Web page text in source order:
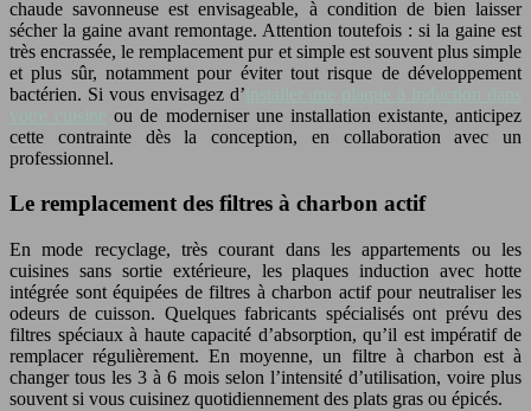
chaude savonneuse est envisageable, à condition de bien laisser
sécher la gaine avant remontage. Attention toutefois : si la gaine est
très encrassée, le remplacement pur et simple est souvent plus simple
et plus sûr, notamment pour éviter tout risque de développement
bactérien. Si vous envisagez d’
ou de moderniser une installation existante, anticipez
cette contrainte dès la conception, en collaboration avec un
professionnel.
Le remplacement des filtres à charbon actif
En mode recyclage, très courant dans les appartements ou les
cuisines sans sortie extérieure, les plaques induction avec hotte
intégrée sont équipées de filtres à charbon actif pour neutraliser les
odeurs de cuisson. Quelques fabricants spécialisés ont prévu des
filtres spéciaux à haute capacité d’absorption, qu’il est impératif de
remplacer régulièrement. En moyenne, un filtre à charbon est à
changer tous les 3 à 6 mois selon l’intensité d’utilisation, voire plus
souvent si vous cuisinez quotidiennement des plats gras ou épicés.